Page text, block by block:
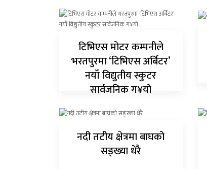
टिभिएस मोटर कम्पनीले
भरतपुरमा ‘टिभिएस अर्बिटर’
नयाँ विद्युतीय स्कुटर
सार्वजनिक ग¥यो
नदी तटीय क्षेत्रमा बाघको
सङ्ख्या धेरै